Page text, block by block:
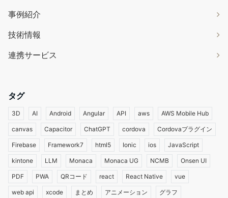
事例紹介
技術情報
連携サービス
タグ
3D AI Android Angular API aws AWS Mobile Hub
canvas Capacitor ChatGPT cordova Cordovaプラグイン
Firebase Framework7 html5 Ionic ios JavaScript
kintone LLM Monaca Monaca UG NCMB Onsen UI
PDF PWA QRコード react React Native vue
web api xcode まとめ アニメーション グラフ